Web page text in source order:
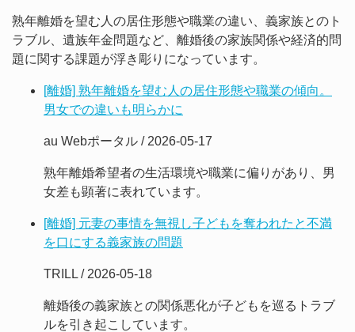
熟年離婚を望む人の居住形態や職業の違い、義家族とのト
ラブル、遺族年金問題など、離婚後の家族関係や経済的問
題に関する課題が浮き彫りになっています。
[離婚] 熟年離婚を望む人の居住形態や職業の傾向。
男女での違いも明らかに
au Webポータル / 2026-05-17
熟年離婚希望者の生活環境や職業に偏りがあり、男
女差も顕著に表れています。
[離婚] 元妻の事情を無視し子どもを奪われたと不満
を口にする義家族の問題
TRILL / 2026-05-18
離婚後の義家族との関係悪化が子どもを巡るトラブ
ルを引き起こしています。